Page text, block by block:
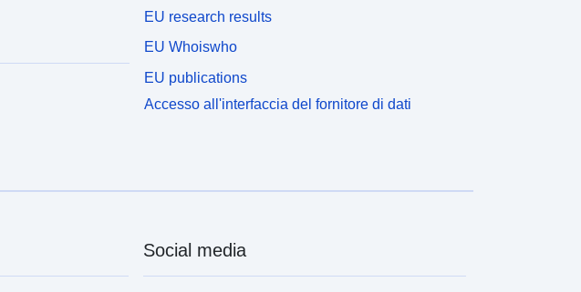
EU research results
EU Whoiswho
EU publications
Accesso all'interfaccia del fornitore di dati
Social media